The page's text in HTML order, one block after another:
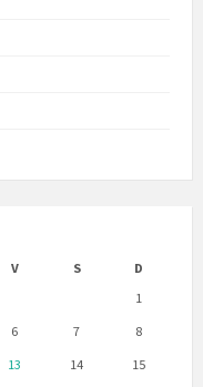
V S
D
1
6 7
8
13 14
15